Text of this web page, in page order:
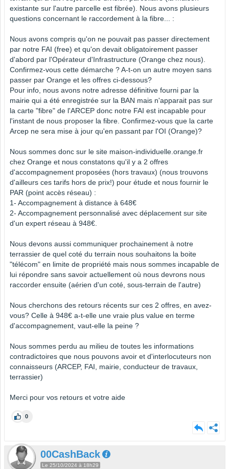
existante sur l'autre parcelle est fibrée). Nous avons plusieurs
questions concernant le raccordement à la fibre... :
Nous avons compris qu'on ne pouvait pas passer directement
par notre FAI (free) et qu'on devait obligatoirement passer
d'abord par l'Opérateur d'Infrastructure (Orange chez nous).
Confirmez-vous cette démarche ? A-t-on un autre moyen sans
passer par Orange et les offres ci-dessous?
Pour info, nous avons notre adresse définitive fourni par la
mairie qui a été enregistrée sur la BAN mais n'apparait pas sur
la carte "fibre" de l'ARCEP donc notre FAI est incapable pour
l'instant de nous proposer la fibre. Confirmez-vous que la carte
Arcep ne sera mise à jour qu'en passant par l'OI (Orange)?
Nous sommes donc sur le site maison-individuelle.orange.fr
chez Orange et nous constatons qu'il y a 2 offres
d'accompagnement proposées (hors travaux) (nous trouvons
d'ailleurs ces tarifs hors de prix!) pour étude et nous fournir le
PAR (point accès réseau) :
1- Accompagnement à distance à 648€
2- Accompagnement personnalisé avec déplacement sur site
d'un expert réseau à 948€.
Nous devons aussi communiquer prochainement à notre
terrassier de quel coté du terrain nous souhaitons la boite
"télécom" en limite de propriété mais nous sommes incapable de
lui répondre sans savoir actuellement où nous devrons nous
raccorder ensuite (aérien d'un coté, sous-terrain de l'autre)
Nous cherchons des retours récents sur ces 2 offres, en avez-
vous? Celle à 948€ a-t-elle une vraie plus value en terme
d'accompagnement, vaut-elle la peine ?
Nous sommes perdu au milieu de toutes les informations
contradictoires que nous pouvons avoir et d'interlocuteurs non
connaisseurs (ARCEP, FAI, mairie, conducteur de travaux,
terrassier)
Merci pour vos retours et votre aide
0
00CashBack
Le 25/10/2024 à 18h29